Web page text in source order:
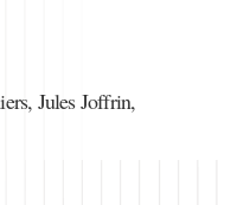
Jules Joffrin,